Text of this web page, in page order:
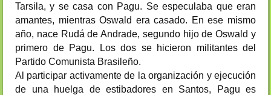
Tarsila, y se casa con Pagu. Se especulaba que eran
amantes, mientras Oswald era casado. En ese mismo
año, nace Rudá de Andrade, segundo hijo de Oswald y
primero de Pagu. Los dos se hicieron militantes del
Partido Comunista Brasileño.
Al participar activamente de la organización y ejecución
de una huelga de estibadores en Santos, Pagu es